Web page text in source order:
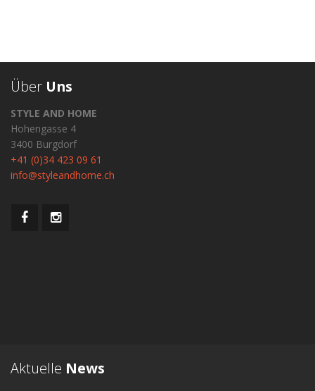
Über Uns
STYLE AND HOME
Hohengasse 4
3400 Burgdorf
+41 (0)34 423 09 61
info@styleandhome.ch
Aktuelle News